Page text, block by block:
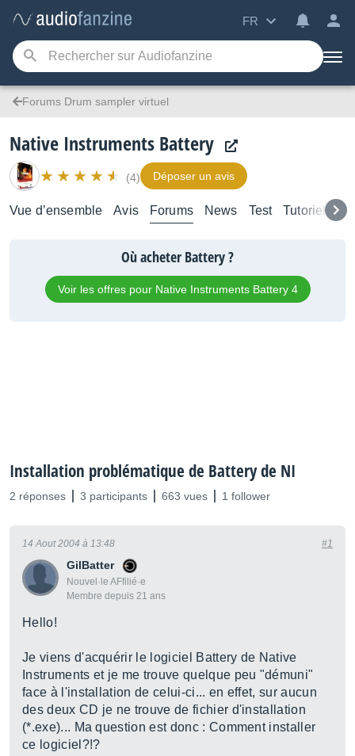
FR
Forums Drum sampler virtuel
Native Instruments Battery
(4) Déposer un avis
Vue d’ensemble Avis Forums News Test Tutoriels
Où acheter Battery ?
Voir les offres pour Native Instruments Battery 4
Installation problématique de Battery de NI
2 réponses 3 participants 663 vues 1 follower
GilBatter
Nouvel·le AFfilié·e
Membre depuis 21 ans
14 Aout 2004 à 13:48 #1
Hello!
Je viens d'acquérir le logiciel Battery de Native
Instruments et je me trouve quelque peu "démuni"
face à l'installation de celui-ci... en effet, sur aucun
des deux CD je ne trouve de fichier d'installation
(*.exe)... Ma question est donc : Comment installer
ce logiciel?!?